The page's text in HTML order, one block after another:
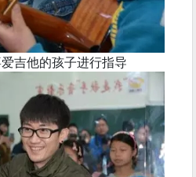
吉他的孩子进行指导